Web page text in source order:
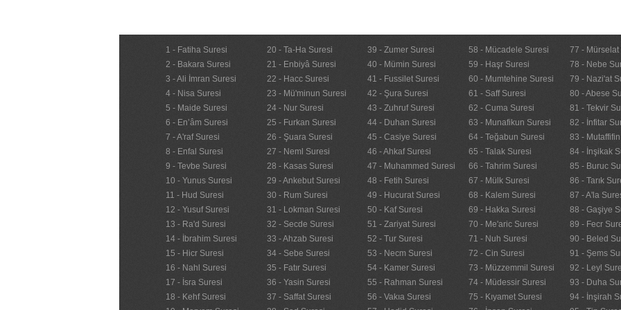
1 - Fatiha Suresi
2 - Bakara Suresi
3 - Ali İmran Suresi
4 - Nisa Suresi
5 - Maide Suresi
6 - En’âm Suresi
7 - A'raf Suresi
8 - Enfal Suresi
9 - Tevbe Suresi
10 - Yunus Suresi
11 - Hud Suresi
12 - Yusuf Suresi
13 - Ra'd Suresi
14 - İbrahim Suresi
15 - Hicr Suresi
16 - Nahl Suresi
17 - İsra Suresi
18 - Kehf Suresi
20 - Ta-Ha Suresi
21 - Enbiyâ Suresi
22 - Hacc Suresi
23 - Mü'minun Suresi
24 - Nur Suresi
25 - Furkan Suresi
26 - Şuara Suresi
27 - Neml Suresi
28 - Kasas Suresi
29 - Ankebut Suresi
30 - Rum Suresi
31 - Lokman Suresi
32 - Secde Suresi
33 - Ahzab Suresi
34 - Sebe Suresi
35 - Fatır Suresi
36 - Yasin Suresi
37 - Saffat Suresi
39 - Zumer Suresi
40 - Mümin Suresi
41 - Fussilet Suresi
42 - Şura Suresi
43 - Zuhruf Suresi
44 - Duhan Suresi
45 - Casiye Suresi
46 - Ahkaf Suresi
47 - Muhammed Suresi
48 - Fetih Suresi
49 - Hucurat Suresi
50 - Kaf Suresi
51 - Zariyat Suresi
52 - Tur Suresi
53 - Necm Suresi
54 - Kamer Suresi
55 - Rahman Suresi
56 - Vakıa Suresi
58 - Mücadele Suresi
59 - Haşr Suresi
60 - Mumtehine Suresi
61 - Saff Suresi
62 - Cuma Suresi
63 - Munafikun Suresi
64 - Teğabun Suresi
65 - Talak Suresi
66 - Tahrim Suresi
67 - Mülk Suresi
68 - Kalem Suresi
69 - Hakka Suresi
70 - Me'aric Suresi
71 - Nuh Suresi
72 - Cin Suresi
73 - Müzzemmil Suresi
74 - Müdessir Suresi
75 - Kıyamet Suresi
77 - Mürselat
78 - Nebe
79 - Nazi'at
80 - Abese
81 - Tekvir
82 - İnfitar
83 -
84 - İnşikak
85 - Buruc
86 - Tarık
87 - A'la
88 - Gaşiye
89 - Fecr
90 - Beled
91 - Şems
92 - Leyl
93 - Duha
94 - İnşirah